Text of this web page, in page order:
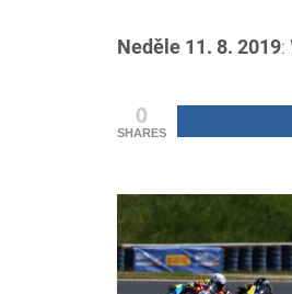
Neděle 11. 8. 2019:
0
SHARES